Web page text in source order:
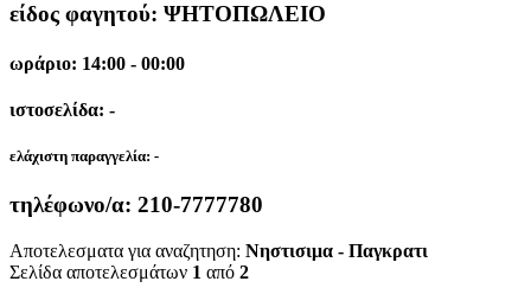
είδος φαγητού: ΨΗΤΟΠΩΛΕΙΟ
ωράριο: 14:00 - 00:00
ιστοσελίδα: -
ελάχιστη παραγγελία: -
τηλέφωνο/α: 210-7777780
Αποτελεσματα για αναζητηση: Νηστισιμα - Παγκρατι
Σελίδα αποτελεσμάτων 1 από 2